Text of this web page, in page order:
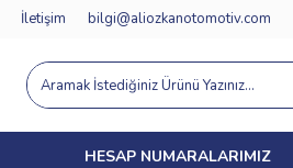
İletişim bilgi@aliozkanotomotiv.com
HESAP NUMARALARIMIZ